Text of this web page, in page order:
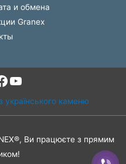
и обмена
Granex
YouTube
українського каменю
Ви працюєте з прямим